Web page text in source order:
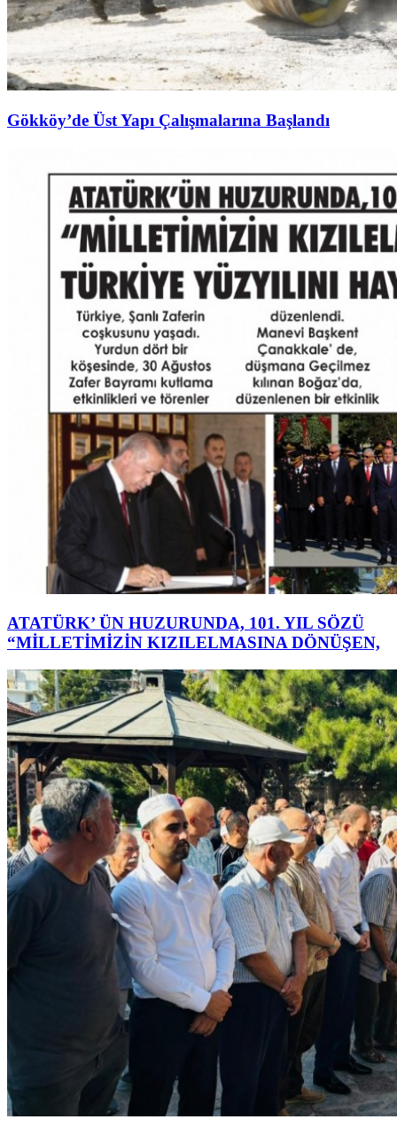
Gökköy’de Üst Yapı Çalışmalarına Başlandı
ATATÜRK’ ÜN HUZURUNDA, 101. YIL SÖZÜ
“MİLLETİMİZİN KIZILELMASINA DÖNÜŞEN,